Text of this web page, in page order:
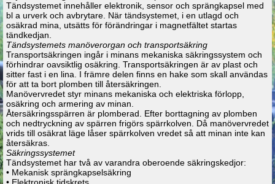
Tändsystemet innehåller elektronik, sensor och sprängkapsel med
bl a urverk och avbrytare. När tändsystemet, i en utlagd och
osäkrad mina, utsätts för förändringar i magnetfältet startas
tändkedjan.
Tändsystemets manöverorgan och transportsäkring
Transportsäkringen ingår i minans mekaniska säkringssystem och
förhindrar oavsiktlig osäkring. Transportsäkringen är av plast och
sitter fast i en lina. I främre delen finns en hake som skall användas
för att ta bort plomben till återsäkringen.
Manövervredet styr minans mekaniska och elektriska förlopp,
osäkring och armering av minan.
Återsäkringsspärren är plomberad. Efter borttagning av plomben
och nedtryckning av spärren frigörs spärrkolven. Då manövervredet
vrids till osäkrat läge låser spärrkolven vredet så att minan inte kan
återsäkras.
Säkringssystemet
Tändsystemet har två av varandra oberoende säkringskedjor:
• Mekanisk sprängkapselsäkring